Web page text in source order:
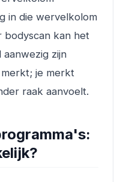
in die wervelkolom
bodyscan kan het
zijn
je merkt
raak aanvoelt.